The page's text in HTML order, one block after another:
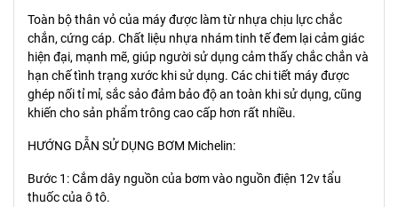
Toàn bộ thân vỏ của máy được làm từ nhựa chịu lực chắc
chắn, cứng cáp. Chất liệu nhựa nhám tinh tế đem lại cảm giác
hiện đại, mạnh mẽ, giúp người sử dụng cảm thấy chắc chắn và
hạn chế tình trạng xước khi sử dụng. Các chi tiết máy được
ghép nối tỉ mỉ, sắc sảo đảm bảo độ an toàn khi sử dụng, cũng
khiến cho sản phẩm trông cao cấp hơn rất nhiều.
HƯỚNG DẪN SỬ DỤNG BƠM Michelin:
Bước 1: Cắm dây nguồn của bơm vào nguồn điện 12v tẩu
thuốc của ô tô.